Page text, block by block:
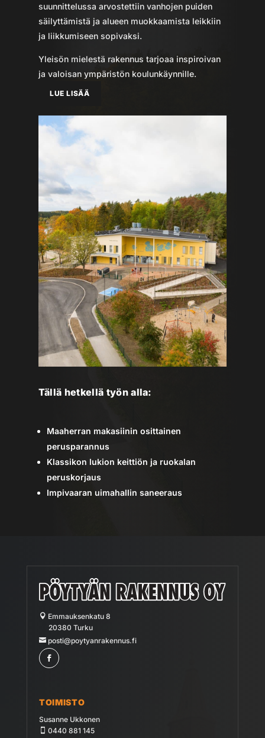
suunnittelussa arvostettiin vanhojen puiden
säilyttämistä ja alueen muokkaamista leikkiin
ja liikkumiseen sopivaksi.
Yleisön mielestä rakennus tarjoaa inspiroivan
ja valoisan ympäristön koulunkäynnille.
LUE LISÄÄ
Tällä hetkellä työn alla:
Maaherran makasiinin osittainen
perusparannus
Klassikon lukion keittiön ja ruokalan
peruskorjaus
Impivaaran uimahallin saneeraus
Emmauksenkatu 8
20380 Turku
posti@poytyanrakennus.fi
TOIMISTO
Susanne Ukkonen
0440 881 145